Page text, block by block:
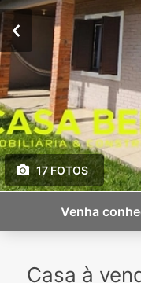
17 FOTOS
Venha
Casa à